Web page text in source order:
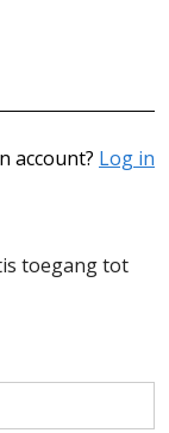
account? Log in
toegang tot